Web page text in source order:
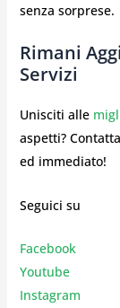
senza sorprese.
Rimani
Servizi
Unisciti alle
aspetti?
ed immediato!
Seguici su
Facebook
Youtube
Instagram